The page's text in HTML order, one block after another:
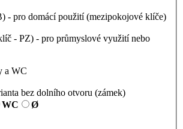
- pro domácí použití (mezipokojové klíče)
- PZ) - pro průmyslové využití nebo
a WC
bez dolního otvoru (zámek)
WC
Ø